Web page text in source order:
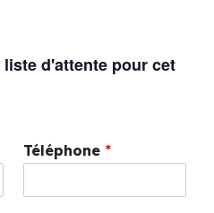
d'attente pour cet
Téléphone *